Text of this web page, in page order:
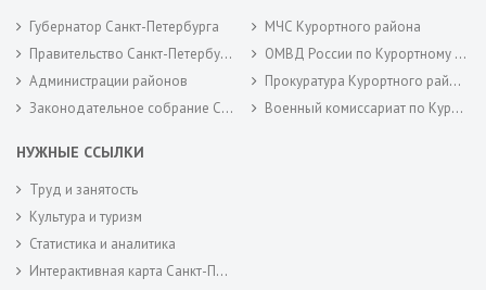
Губернатор Санкт-Петербурга
Правительство Санкт-Петербурга
Администрации районов
Законодательное собрание Санкт-Петербурга
МЧС Курортного района
ОМВД России по Курортному району
Прокуратура Курортного района
Военный комиссариат по Курортному районам города Санкт-Петербурга
НУЖНЫЕ ССЫЛКИ
Труд и занятость
Культура и туризм
Статистика и аналитика
Интерактивная карта Санкт-Петербурга